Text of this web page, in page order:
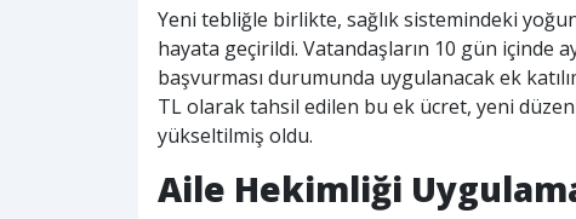
Yeni tebliğle birlikte, sağlık sistemindeki
hayata geçirildi. Vatandaşların 10 gün içinde
başvurması durumunda uygulanacak ek
TL olarak tahsil edilen bu ek ücret, yeni
yükseltilmiş oldu.
Aile Hekimliği